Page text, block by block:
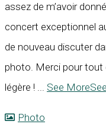
assez de m’avoir
concert exceptionnel
de nouveau discuter
photo. Merci pour tout
légère ! ... See More
Photo